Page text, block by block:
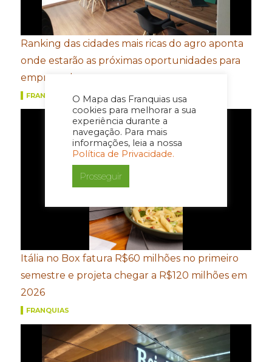
O Mapa das Franquias usa
cookies para melhorar a sua
experiência durante a
navegação. Para mais
informações, leia a nossa
Política de Privacidade.
Prosseguir
Ranking das cidades mais ricas do agro aponta
onde estarão as próximas oportunidades para
empreender
FRANQUIAS
Itália no Box fatura R$60 milhões no primeiro
semestre e projeta chegar a R$120 milhões em
2026
FRANQUIAS